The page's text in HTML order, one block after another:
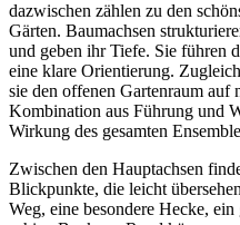
dazwischen zählen zu den
Gärten. Baumachsen
und geben ihr Tiefe. Sie führen
eine klare Orientierung.
sie den offenen Gartenraum auf
Kombination aus Führung und
Wirkung des gesamten
Zwischen den Hauptachsen
Blickpunkte, die leicht
Weg, eine besondere Hecke,